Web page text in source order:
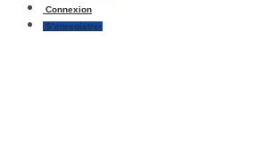
Connexion
S’enregistrer